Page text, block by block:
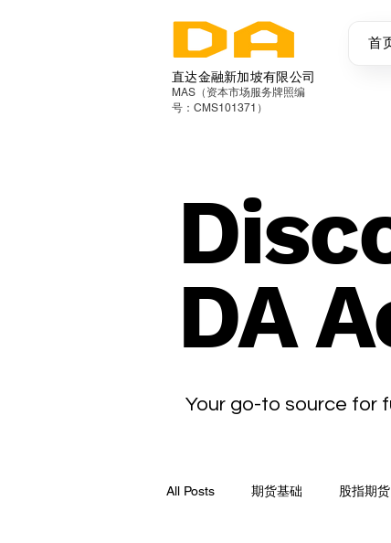
首
直达金融新加坡有限公司
MAS（资本市场服务牌照编
号：CMS101371）
DA
Your go-to source for
All Posts 期货基础 股指期货